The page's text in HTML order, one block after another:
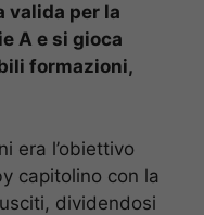
valida per la
A e si gioca
formazioni,
era l’obiettivo
capitolino con la
dividendosi